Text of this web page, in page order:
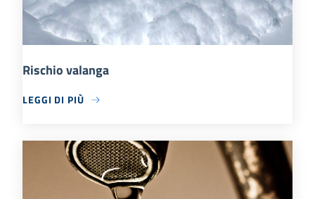
Rischio valanga
LEGGI DI PIÙ